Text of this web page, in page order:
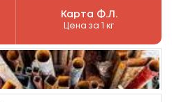
Карта Ф.Л.
Цена за 1 кг